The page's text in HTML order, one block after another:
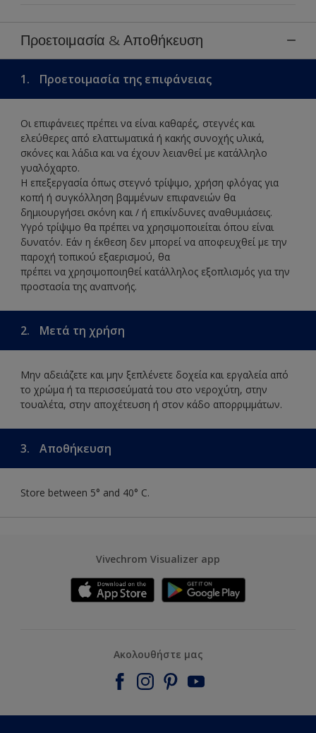
Προετοιμασία & Αποθήκευση
1. Προετοιμασία της επιφάνειας
Οι επιφάνειες πρέπει να είναι καθαρές, στεγνές και
ελεύθερες από ελαττωματικά ή κακής συνοχής υλικά,
σκόνες και λάδια και να έχουν λειανθεί με κατάλληλο
γυαλόχαρτο.
Η επεξεργασία όπως στεγνό τρίψιμο, χρήση φλόγας για
κοπή ή συγκόλληση βαμμένων επιφανειών θα
δημιουργήσει σκόνη και / ή επικίνδυνες αναθυμιάσεις.
Υγρό τρίψιμο θα πρέπει να χρησιμοποιείται όπου είναι
δυνατόν. Εάν η έκθεση δεν μπορεί να αποφευχθεί με την
παροχή τοπικού εξαερισμού, θα
πρέπει να χρησιμοποιηθεί κατάλληλος εξοπλισμός για την
προστασία της αναπνοής.
2. Μετά τη χρήση
Μην αδειάζετε και μην ξεπλένετε δοχεία και εργαλεία από
το χρώμα ή τα περισσεύματά του στο νεροχύτη, στην
τουαλέτα, στην αποχέτευση ή στον κάδο απορριμμάτων.
3. Αποθήκευση
Store between 5° and 40° C.
Vivechrom Visualizer app
Ακολουθήστε μας